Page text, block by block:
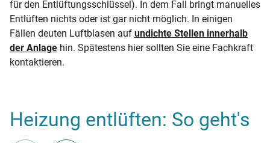
für den Entlüftungsschlüssel). In dem Fall bringt manuelles
Entlüften nichts oder ist gar nicht möglich. In einigen
Fällen deuten Luftblasen auf undichte Stellen innerhalb
der Anlage hin. Spätestens hier sollten Sie eine Fachkraft
kontaktieren.
Heizung entlüften: So geht's